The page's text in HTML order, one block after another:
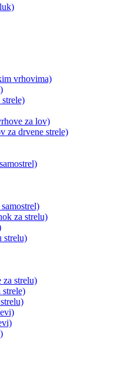
vrhovima)
za lov)
za drvene strele)
za strelu)
strelu)
za strelu)